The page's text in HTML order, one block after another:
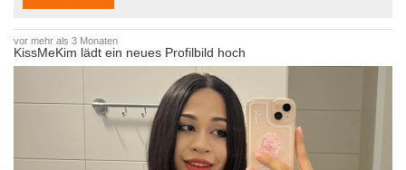
vor mehr als 3 Monaten
KissMeKim lädt ein neues Profilbild hoch